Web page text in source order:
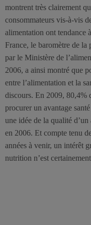
montrent très clairement
consommateurs vis-à-vis
alimentation ont tendance
France, le baromètre de la
par le Ministère de
2006, a ainsi montré que
entre l’alimentation et la
discours. En 2009, 80,4%
procurer un avantage
une idée de la qualité
en 2006. Et compte tenu
années à venir, un intérêt
nutrition n’est